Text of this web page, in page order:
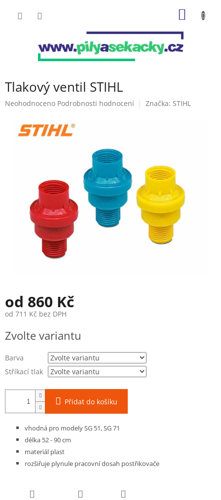
Tlakový ventil STIHL
Průměrné
Neohodnoceno Podrobnosti hodnocení Značka: STIHL
od 860 Kč
od 711 Kč bez DPH
cena:
Zvolte variantu
Barva
Stříkací tlak
Přidat do košíku
vhodná pro modely SG 51, SG 71
délka 52 - 90 cm
materiál plast
rozšiřuje plynule pracovní dosah postřikovače